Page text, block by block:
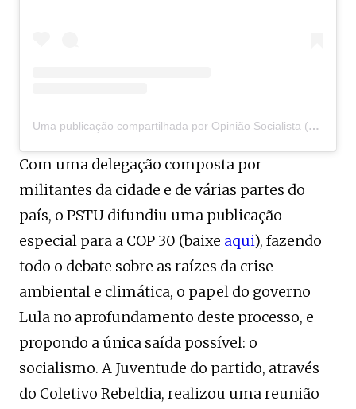
Uma publicação compartilhada por Opinião Socialista (@opiniaosocialista)
Com uma delegação composta por
militantes da cidade e de várias partes do
país, o PSTU difundiu uma publicação
especial para a COP 30 (baixe aqui), fazendo
todo o debate sobre as raízes da crise
ambiental e climática, o papel do governo
Lula no aprofundamento deste processo, e
propondo a única saída possível: o
socialismo. A Juventude do partido, através
do Coletivo Rebeldia, realizou uma reunião